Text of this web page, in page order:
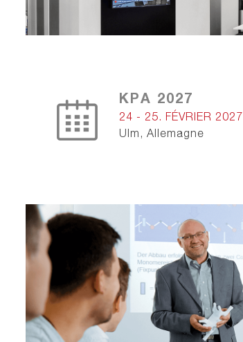
KPA 2027
24 - 25. FÉVRIER 2027
Ulm, Allemagne